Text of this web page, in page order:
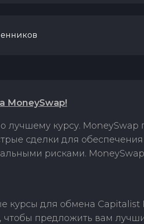
MoneySwap!
лучшему курсу. MoneySwap
сделки для
рисками.
для обмена Capitalist
чтобы предложить вам